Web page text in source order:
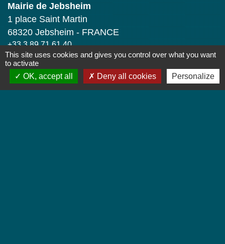
Mairie de Jebsheim
1 place Saint Martin
68320 Jebsheim - FRANCE
+33 3 89 71 61 40
Contact par formulaire
Horaires d'ouverture
This site uses cookies and gives you control over what you want
to activate
OK, accept all
Deny all cookies Personalize